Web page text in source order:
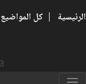
الرئيسية | كل المواضيع